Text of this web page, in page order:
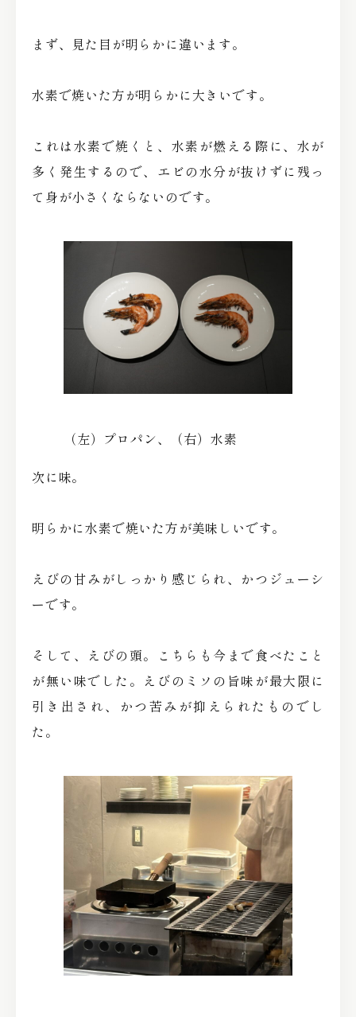
まず、見た目が明らかに違います。
水素で焼いた方が明らかに大きいです。
これは水素で焼くと、水素が燃える際に、水が
多く発生するので、エビの水分が抜けずに残っ
て身が小さくならないのです。
（左）プロパン、（右）水素
次に味。
明らかに水素で焼いた方が美味しいです。
えびの甘みがしっかり感じられ、かつジューシ
ーです。
そして、えびの頭。こちらも今まで食べたこと
が無い味でした。えびのミソの旨味が最大限に
引き出され、かつ苦みが抑えられたものでし
た。